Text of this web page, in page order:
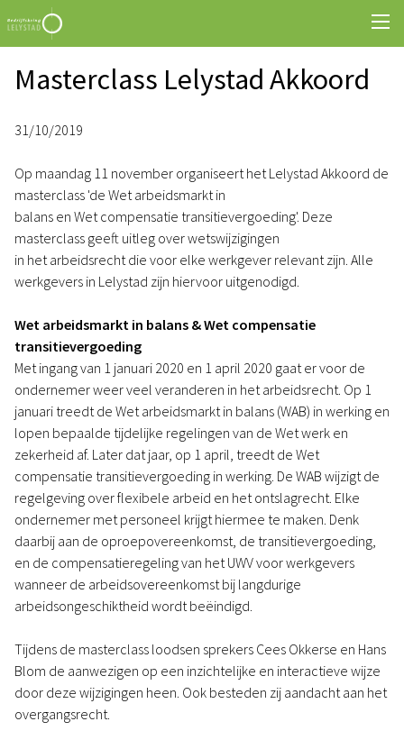
Masterclass Lelystad Akkoord
31/10/2019
Op maandag 11 november organiseert het Lelystad Akkoord de
masterclass 'de Wet arbeidsmarkt in
balans en Wet compensatie transitievergoeding'. Deze
masterclass geeft uitleg over wetswijzigingen
in het arbeidsrecht die voor elke werkgever relevant zijn. Alle
werkgevers in Lelystad zijn hiervoor uitgenodigd.
Wet arbeidsmarkt in balans & Wet compensatie
transitievergoeding
Met ingang van 1 januari 2020 en 1 april 2020 gaat er voor de
ondernemer weer veel veranderen in het arbeidsrecht. Op 1
januari treedt de Wet arbeidsmarkt in balans (WAB) in werking en
lopen bepaalde tijdelijke regelingen van de Wet werk en
zekerheid af. Later dat jaar, op 1 april, treedt de Wet
compensatie transitievergoeding in werking. De WAB wijzigt de
regelgeving over flexibele arbeid en het ontslagrecht. Elke
ondernemer met personeel krijgt hiermee te maken. Denk
daarbij aan de oproepovereenkomst, de transitievergoeding,
en de compensatieregeling van het UWV voor werkgevers
wanneer de arbeidsovereenkomst bij langdurige
arbeidsongeschiktheid wordt beëindigd.
Tijdens de masterclass loodsen sprekers Cees Okkerse en Hans
Blom de aanwezigen op een inzichtelijke en interactieve wijze
door deze wijzigingen heen. Ook besteden zij aandacht aan het
overgangsrecht.